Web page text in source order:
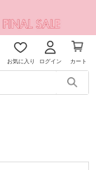
お気に入り ログイン カート